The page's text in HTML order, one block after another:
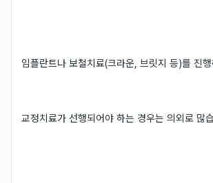
임플란트나 보철치료(크라운, 브릿지 등)를 진
교정치료가 선행되어야 하는 경우는 의외로 많